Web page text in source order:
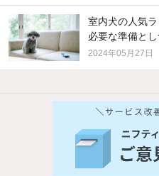
室内犬の人気
必要な準備と
2024年05月27日
他の人はこんな条件で絞り込ん
バス・トイレ別